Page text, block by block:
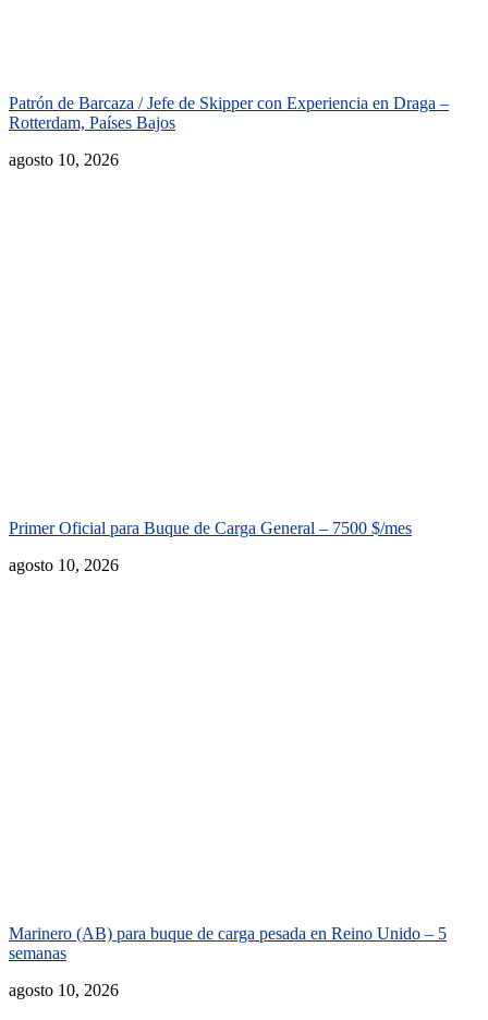
Patrón de Barcaza / Jefe de Skipper con Experiencia en Draga –
Rotterdam, Países Bajos
agosto 10, 2026
Primer Oficial para Buque de Carga General – 7500 $/mes
agosto 10, 2026
Marinero (AB) para buque de carga pesada en Reino Unido – 5
semanas
agosto 10, 2026